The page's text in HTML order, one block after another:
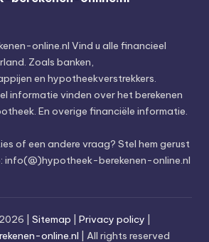
online.nl Vind u alle financieel
Zoals banken,
en hypotheekverstrekkers.
informatie vinden over het berekenen
En overige financiële informatie.
of een andere vraag? Stel hem gerust
info(@)hypotheek-berekenen-online.nl
| Sitemap Privacy policy
online.nl | All rights reserved